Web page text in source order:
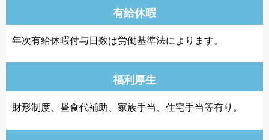
有給休暇
年次有給休暇付与日数は労働基準法によります。
福利厚生
財形制度、昼食代補助、家族手当、住宅手当等有り。